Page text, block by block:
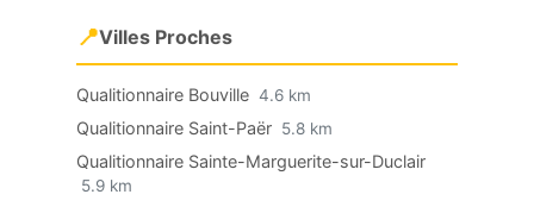
📍Villes Proches
Qualitionnaire Bouville 4.6 km
Qualitionnaire Saint-Paër 5.8 km
Qualitionnaire Sainte-Marguerite-sur-Duclair
5.9 km